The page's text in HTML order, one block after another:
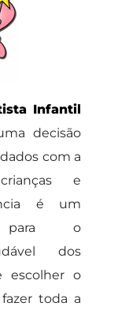
Infantil
decisão
com a
e
é um
para o
dos
escolher o
toda a